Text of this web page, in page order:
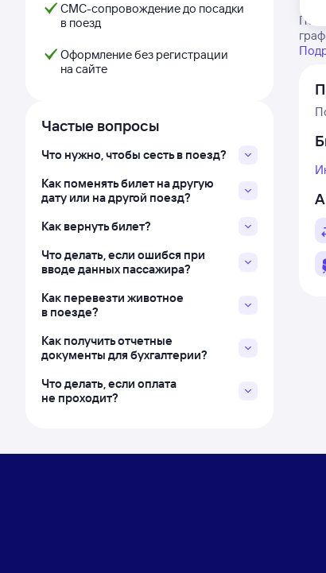
СМС-сопровождение до посадки
в поезд
Оформление без регистрации
на сайте
Частые вопросы
Что нужно, чтобы сесть в поезд?
Как поменять билет на другую
дату или на другой поезд?
Как вернуть билет?
Что делать, если ошибся при
вводе данных пассажира?
Как перевезти животное
в поезде?
Как получить отчетные
документы для бухгалтерии?
Что делать, если оплата
не проходит?